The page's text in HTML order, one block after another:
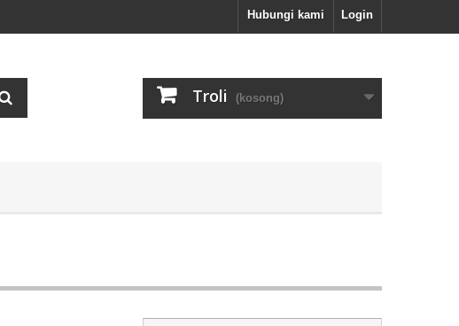
Login
Hubungi kami
Troli (kosong)